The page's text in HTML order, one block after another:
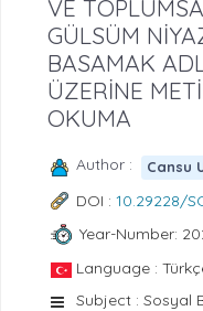
VE
GÜLSÜM
BASAMAK
ÜZERİNE
OKUMA
Author : Cansu
DOI : 10.29228/
Year-Number:
Language :
Subject : Sosyal